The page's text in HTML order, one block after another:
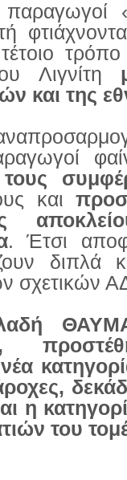
παραγωγοί
Λιγνίτη
και της
και
. Έτσι
διπλά
σχετικών
η
του